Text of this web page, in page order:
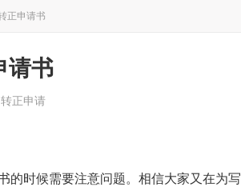
正申请书
请书
转正申请
时候需要注意问题。相信大家又在为写